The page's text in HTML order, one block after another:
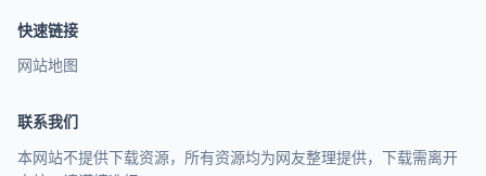
快速链接
网站地图
联系我们
本网站不提供下载资源，所有资源均为网友整理提供，下载需离开